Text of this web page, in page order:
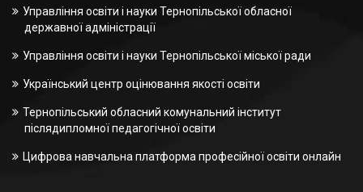
Управління освіти і науки Тернопільської обласної
державної адміністрації
Управління освіти і науки Тернопільської міської ради
Український центр оцінювання якості освіти
Тернопільський обласний комунальний інститут
післядипломної педагогічної освіти
Цифрова навчальна платформа професійної освіти онлайн